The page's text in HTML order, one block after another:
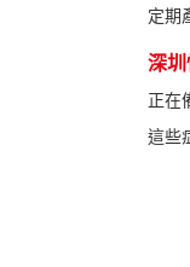
定期
深
正在
這些